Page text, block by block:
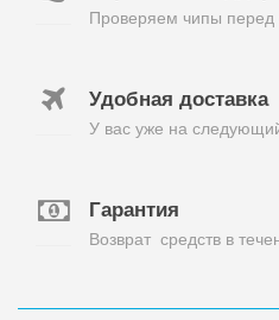
Проверяем чипы перед
Удобная доставка
У вас уже на
Гарантия
Возврат средств в